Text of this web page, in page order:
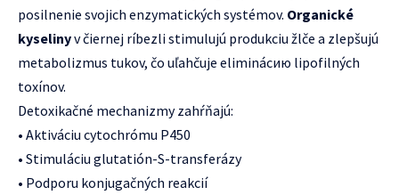
posilnenie svojich enzymatických systémov. Organické
kyselinyv čiernej ríbezli stimulujú produkciu žlče a zlepšujú
metabolizmus tukov, čo uľahčuje eliminácию lipofilných
toxínov.
Detoxikačné mechanizmy zahŕňajú:
• Aktiváciu cytochrómu P450
• Stimuláciu glutatión-S-transferázy
• Podporu konjugačných reakcií